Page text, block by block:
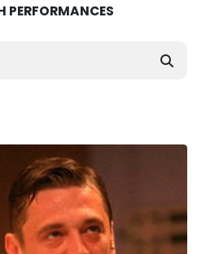
PERFORMANCES